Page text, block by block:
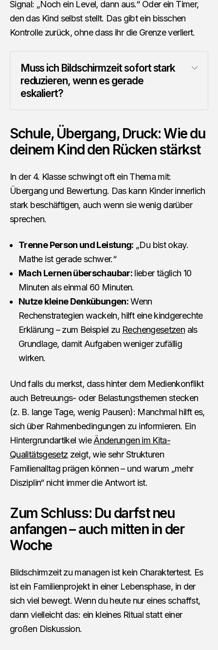
Signal: „Noch ein Level, dann aus.“ Oder ein Timer,
den das Kind selbst stellt. Das gibt ein bisschen
Kontrolle zurück, ohne dass ihr die Grenze verliert.
Muss ich Bildschirmzeit sofort stark
reduzieren, wenn es gerade
eskaliert?
Schule, Übergang, Druck: Wie du
deinem Kind den Rücken stärkst
In der 4. Klasse schwingt oft ein Thema mit:
Übergang und Bewertung. Das kann Kinder innerlich
stark beschäftigen, auch wenn sie wenig darüber
sprechen.
Trenne Person und Leistung: „Du bist okay.
Mathe ist gerade schwer.“
Mach Lernen überschaubar: lieber täglich 10
Minuten als einmal 60 Minuten.
Nutze kleine Denkübungen:Wenn
Rechenstrategien wackeln, hilft eine kindgerechte
Erklärung – zum Beispiel zu Rechengesetzen als
Grundlage, damit Aufgaben weniger zufällig
wirken.
Und falls du merkst, dass hinter dem Medienkonflikt
auch Betreuungs- oder Belastungsthemen stecken
(z. B. lange Tage, wenig Pausen): Manchmal hilft es,
sich über Rahmenbedingungen zu informieren. Ein
Hintergrundartikel wieÄnderungen im Kita-
Qualitätsgesetz zeigt, wie sehr Strukturen
Familienalltag prägen können – und warum „mehr
Disziplin“ nicht immer die Antwort ist.
Zum Schluss: Du darfst neu
anfangen – auch mitten in der
Woche
Bildschirmzeit zu managen ist kein Charaktertest. Es
ist ein Familienprojekt in einer Lebensphase, in der
sich viel bewegt. Wenn du heute nur eines schaffst,
dann vielleicht das: ein kleines Ritual statt einer
großen Diskussion.